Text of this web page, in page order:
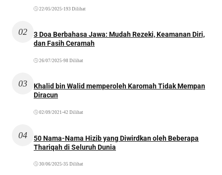
22/05/2025 •193 Dilihat
02
3 Doa Berbahasa Jawa: Mudah Rezeki, Keamanan Diri,
dan Fasih Ceramah
26/07/2025 •98 Dilihat
03
Khalid bin Walid memperoleh Karomah Tidak Mempan
Diracun
02/09/2021 •42 Dilihat
04
50 Nama-Nama Hizib yang Diwirdkan oleh Beberapa
Thariqah di Seluruh Dunia
30/06/2025 •35 Dilihat